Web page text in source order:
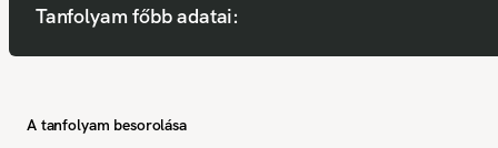
Tanfolyam főbb adatai:
A tanfolyam besorolása